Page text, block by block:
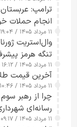
ترامپ:
انجام حملات
۱۱ مرداد ۱۴۰۵ / ۱۹:۰۴
وال‌استریت
تنگه هرمز
۱۱ مرداد ۱۴۰۵ / ۱۶:۱۲
آخرین قیمت طلا، سکه
۱۱ مرداد ۱۴۰۵ / ۱۰:۴۶
چرا از رهبر
رسانه‌ای
جاسوسی گفت
۱۱ مرداد ۱۴۰۵ / ۰۹:۱۷